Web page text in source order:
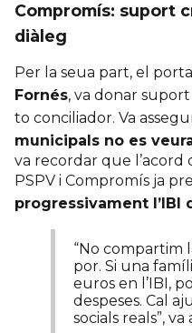
Compromís: suport
diàleg
Per la seua part, el
Fornés, va donar
to conciliador. Va
municipals no es
va recordar que l’acord
PSPV i Compromís ja
progressivament l’IBI
“No compartim
por. Si una
euros en l’IBI,
despeses. Cal
socials reals”,